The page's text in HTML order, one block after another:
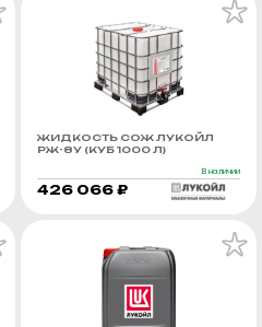
ЖИДКОСТЬ СОЖ ЛУКОЙЛ
РЖ-8У (КУБ 1000 Л)
В наличии
426 066 ₽